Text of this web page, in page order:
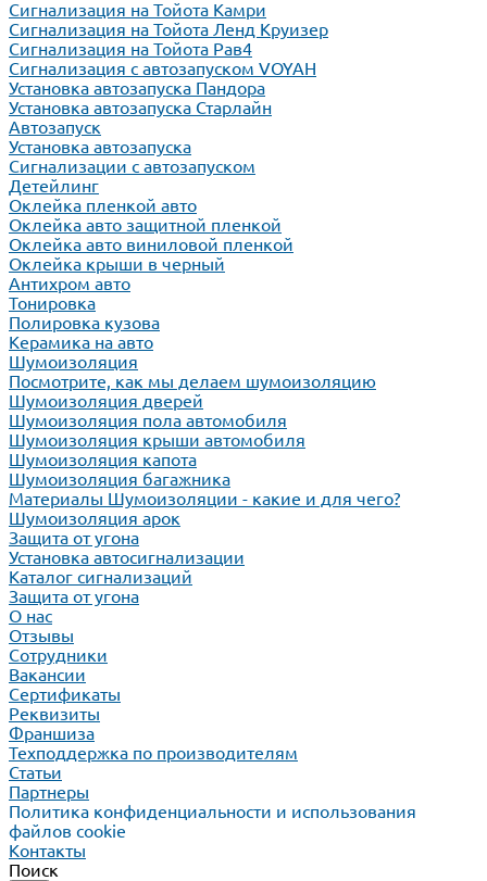
Сигнализация на Тойота Камри
Сигнализация на Тойота Ленд Круизер
Сигнализация на Тойота Рав4
Сигнализация с автозапуском VOYAH
Установка автозапуска Пандора
Установка автозапуска Старлайн
Автозапуск
Установка автозапуска
Сигнализации с автозапуском
Детейлинг
Оклейка пленкой авто
Оклейка авто защитной пленкой
Оклейка авто виниловой пленкой
Оклейка крыши в черный
Антихром авто
Тонировка
Полировка кузова
Керамика на авто
Шумоизоляция
Посмотрите, как мы делаем шумоизоляцию
Шумоизоляция дверей
Шумоизоляция пола автомобиля
Шумоизоляция крыши автомобиля
Шумоизоляция капота
Шумоизоляция багажника
Материалы Шумоизоляции - какие и для чего?
Шумоизоляция арок
Защита от угона
Установка автосигнализации
Каталог сигнализаций
Защита от угона
О нас
Отзывы
Сотрудники
Вакансии
Сертификаты
Реквизиты
Франшиза
Техподдержка по производителям
Статьи
Партнеры
Политика конфиденциальности и использования
файлов cookie
Контакты
Поиск